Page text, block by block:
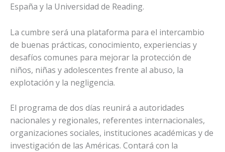
España y la Universidad de Reading.
La cumbre será una plataforma para el intercambio
de buenas prácticas, conocimiento, experiencias y
desafíos comunes para mejorar la protección de
niños, niñas y adolescentes frente al abuso, la
explotación y la negligencia.
El programa de dos días reunirá a autoridades
nacionales y regionales, referentes internacionales,
organizaciones sociales, instituciones académicas y de
investigación de las Américas. Contará con la